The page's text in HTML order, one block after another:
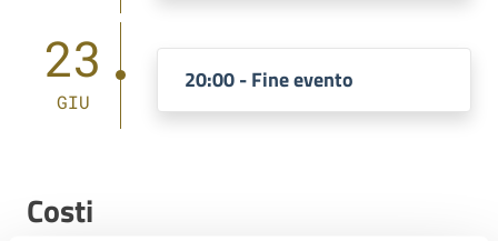
23
GIU
20:00 - Fine evento
Costi